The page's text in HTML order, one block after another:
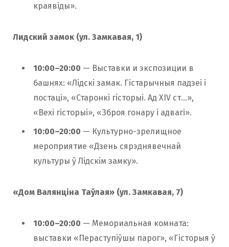
краявіды».
Лидский замок (ул. Замкавая, 1)
10:00–20:00 — Выставки и экспозиции в
башнях: «Лідскі замак. Гістарычныя падзеі і
постаці», «Старонкі гісторыі. Ад XIV ст…»,
«Вехі гісторыі», «Зброя гонару і адвагі».
10:00–20:00 — Культурно-зрелищное
мероприятие «Дзень сярэднявечнай
культуры ў Лідскім замку».
«Дом Валянціна Таўлая» (ул. Замкавая, 7)
10:00–20:00 — Мемориальная комната:
выставки «Пераступіўшы парог», «Гісторыя ў